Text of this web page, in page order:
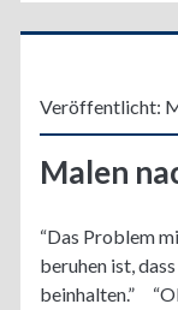
Veröffentlicht:
Malen
“Das Problem
beruhen ist,
beinhalten.”